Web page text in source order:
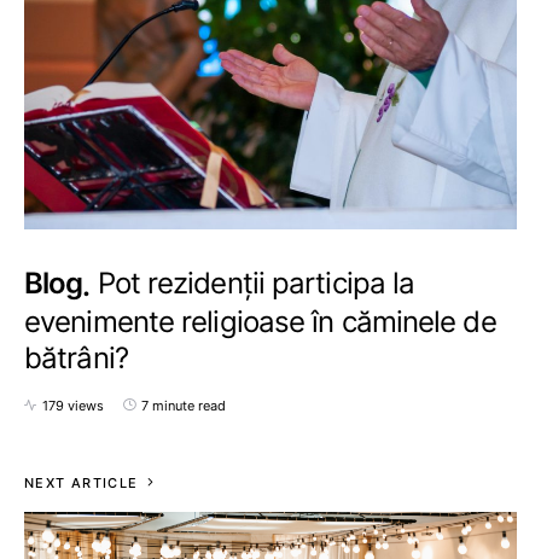
Blog Pot rezidenții participa la
evenimente religioase în căminele de
bătrâni?
179 views 7 minute read
NEXT ARTICLE